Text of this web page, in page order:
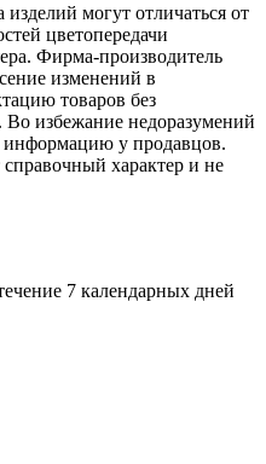
могут отличаться от
цветопередачи
Фирма-производитель
изменений в
товаров без
Во избежание недоразумений
информацию у продавцов.
характер и не
7 календарных дней